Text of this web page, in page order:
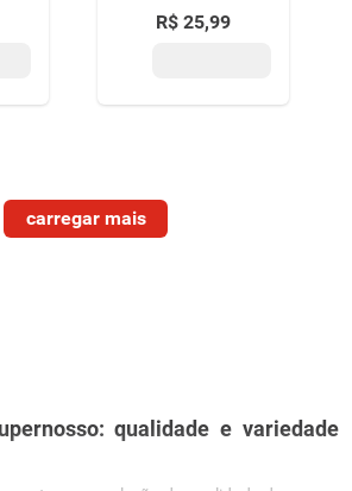
R$ 25,99
qualidade e variedade